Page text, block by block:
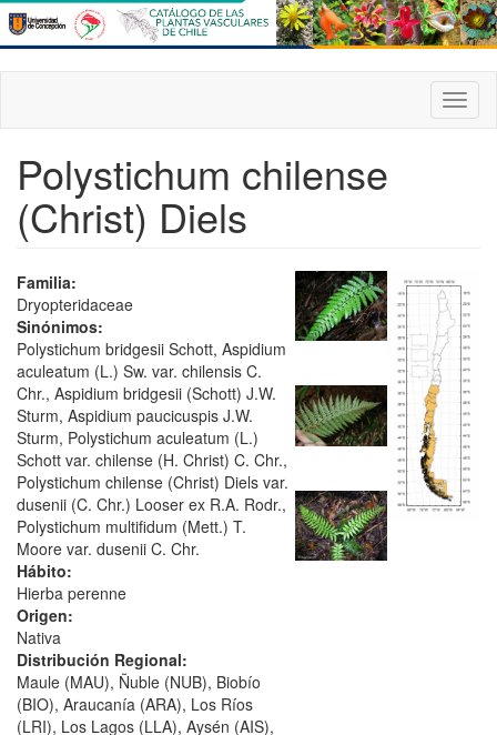
Pasar
al
contenido
principal
Polystichum chilense
(Christ) Diels
Familia:
Dryopteridaceae
Sinónimos:
Polystichum bridgesii Schott, Aspidium
aculeatum (L.) Sw. var. chilensis C.
Chr., Aspidium bridgesii (Schott) J.W.
Sturm, Aspidium paucicuspis J.W.
Sturm, Polystichum aculeatum (L.)
Schott var. chilense (H. Christ) C. Chr.,
Polystichum chilense (Christ) Diels var.
dusenii (C. Chr.) Looser ex R.A. Rodr.,
Polystichum multifidum (Mett.) T.
Moore var. dusenii C. Chr.
Hábito:
Hierba perenne
Origen:
Nativa
Distribución Regional:
Maule (MAU), Ñuble (NUB), Biobío
(BIO), Araucanía (ARA), Los Ríos
(LRI), Los Lagos (LLA), Aysén (AIS),